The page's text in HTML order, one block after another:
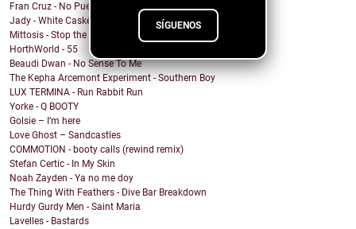
SÍGUENOS
Fran Cruz - No Puedo
Jady - White Casket
Mittosis - Stop the questions
HorthWorld - 55
Beaudi Dwan - No Sense To Me
The Kepha Arcemont Experiment - Southern Boy
LUX TERMINA - Run Rabbit Run
Yorke - Q BOOTY
Golsie – I’m here
Love Ghost – Sandcastles
COMMOTION - booty calls (rewind remix)
Stefan Certic - In My Skin
Noah Zayden - Ya no me doy
The Thing With Feathers - Dive Bar Breakdown
Hurdy Gurdy Men - Saint Maria
Lavelles - Bastards